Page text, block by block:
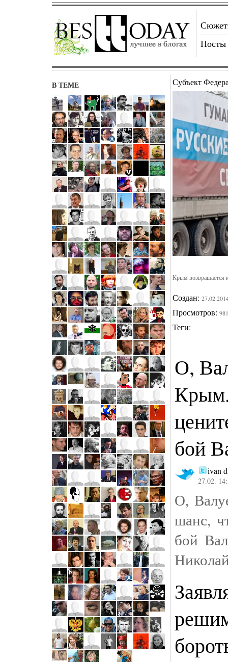
Посты
В ТЕМЕ Субъект
Крым возвращается
Создан:
Просмотров:
Теги:
О,
бой
ivan
27.02.
О,
шанс,
бой